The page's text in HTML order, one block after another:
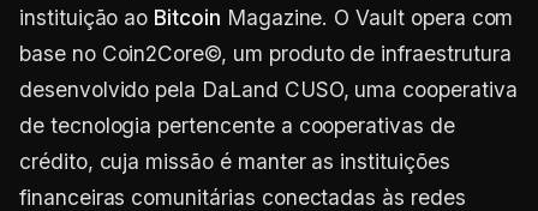
instituição ao Bitcoin Magazine. O Vault opera com
base no Coin2Core©, um produto de infraestrutura
desenvolvido pela DaLand CUSO, uma cooperativa
de tecnologia pertencente a cooperativas de
crédito, cuja missão é manter as instituições
financeiras comunitárias conectadas às redes